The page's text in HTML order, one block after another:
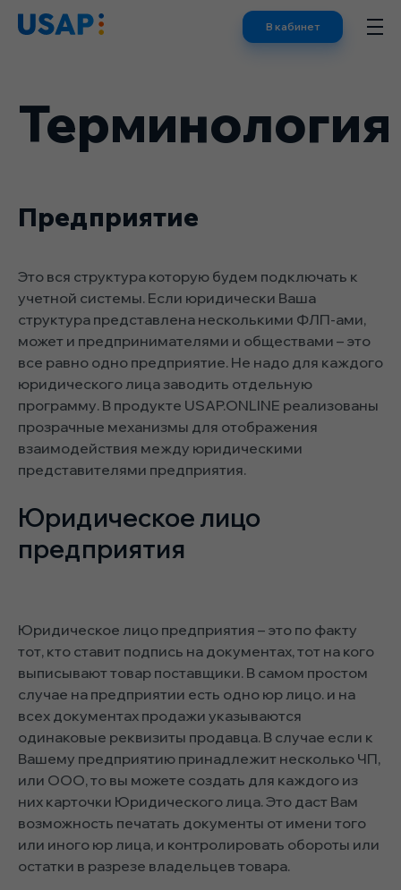
Skip
В кабинет
Терминология
Предприятие
Это вся структура которую будем подключать к
учетной системы. Если юридически Ваша
структура представлена ​​несколькими ФЛП-ами,
может и предпринимателями и обществами – это
все равно одно предприятие. Не надо для каждого
юридического лица заводить отдельную
программу. В продукте USAP.ONLINE реализованы
прозрачные механизмы для отображения
взаимодействия между юридическими
представителями предприятия.
Юридическое лицо
предприятия
Юридическое лицо предприятия – это по факту
тот, кто ставит подпись на документах, тот на кого
выписывают товар поставщики. В самом простом
случае на предприятии есть одно юр лицо. и на
всех документах продажи указываются
одинаковые реквизиты продавца. В случае если к
Вашему предприятию принадлежит несколько ЧП,
или ООО, то вы можете создать для каждого из
них карточки Юридического лица. Это даст Вам
возможность печатать документы от имени того
или иного юр лица, и контролировать обороты или
остатки в разрезе владельцев товара.